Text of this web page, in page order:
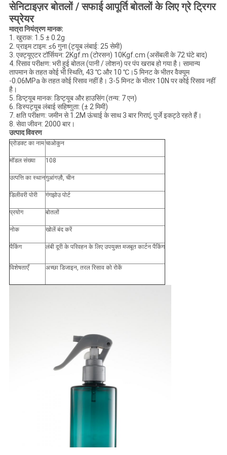
सेनिटाइज़र बोतलों / सफाई आपूर्ति बोतलों के लिए ग्रे ट्रिगर
स्प्रेयर
मात्रा नियंत्रण मानक:
1. खुराक: 1.5 ± 0.2g
2. प्राइम टाइम: ≤6 गुना (ट्यूब लंबाई: 25 सेमी)
3. एक्ट्यूएटर टॉर्सियन: 2Kgf.m (टोरसन) 10Kgf.cm (असेंबली के 72 घंटे बाद)
4. रिसाव परीक्षण: भरी हुई बोतल (पानी / लोशन) पर पंप खराब हो गया है। सामान्य
तापमान के तहत कोई भी स्थिति, 43 ℃ और 10 ℃।5 मिनट के भीतर वैक्यूम
-0.06MPa के तहत कोई रिसाव नहीं है। 3-5 मिनट के भीतर 10N पर कोई रिसाव नहीं
है।
5. डिप्ट्यूब मानक: डिप्ट्यूब और हाउसिंग (तन्य: 7 एन)
6. डिस्पट्यूब लंबाई सहिष्णुता: (± 2 मिमी)
7. क्षति परीक्षण: जमीन से 1.2M ऊंचाई के साथ 3 बार गिराएं, पुर्जे इकट्ठे रहते हैं।
8. सेवा जीवन: 2000 बार।
उत्पाद विवरण
प्रोडक्ट का नाम चाओकुन
मॉडल संख्या 108
उत्पत्ति का स्थानगुआंगज़ौ, चीन
डिलीवरी पोरी गंगझोउ पोर्ट
प्रयोग बोतलों
नोक खोलें बंद करें
पैकिंग लंबी दूरी के परिवहन के लिए उपयुक्त मजबूत कार्टन पैकिंग
विशेषताएँ अच्छा डिजाइन, तरल रिसाव को रोकें